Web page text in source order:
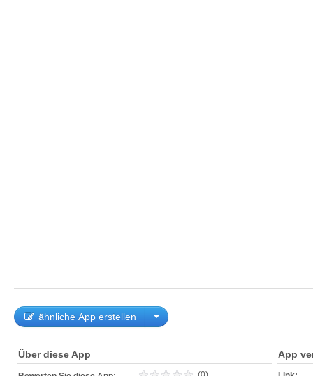
ähnliche App erstellen
Über diese App App